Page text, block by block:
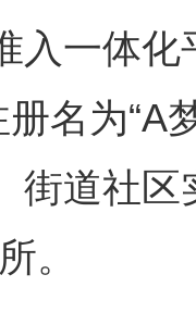
入一体
册名为
街道社区
。